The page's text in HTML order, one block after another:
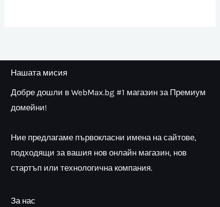
Нашата мисия
Добре дошли в WebMax.bg #1 магазин за Премиум
домейни!
Ние предлагаме първокласни имена на сайтове,
подходящи за вашия нов онлайн магазин, нов
стартъп или технологична компания.
За нас